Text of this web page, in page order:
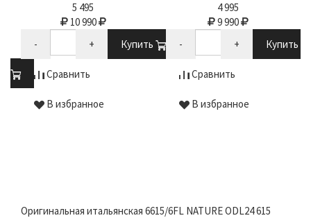
5 495
10 990
-
+ Купить
Сравнить
В избранное
4 995
9 990
-
+ Купить
Сравнить
В избранное
Оригинальная итальянская 6615/6FL NATURE ODL24 615